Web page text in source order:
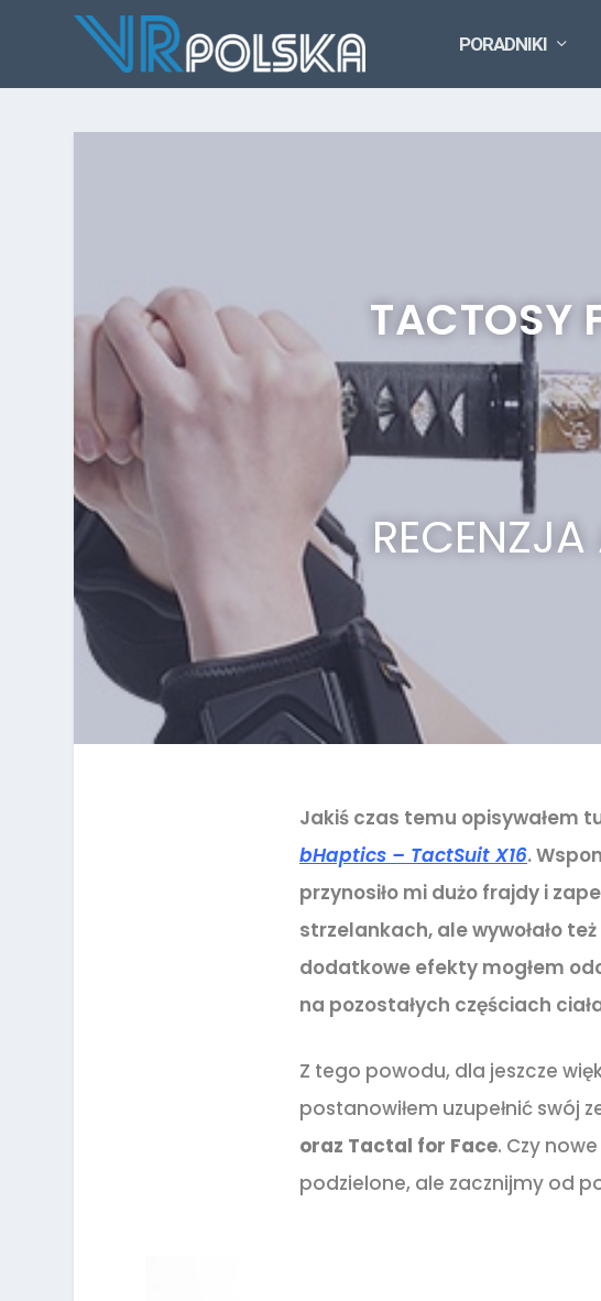
PORADNIKI
TACTOSY
Jakiś czas temu opisywałem
bHaptics – TactSuit X16.
przynosiło mi dużo frajdy i
strzelankach, ale wywołało
dodatkowe efekty mogłem
na pozostałych częściach
Z tego powodu, dla jeszcze
postanowiłem uzupełnić swój
oraz Tactal for Face. Czy
podzielone, ale zacznijmy od